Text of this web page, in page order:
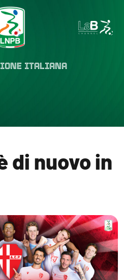
ITALIANA
di nuovo in